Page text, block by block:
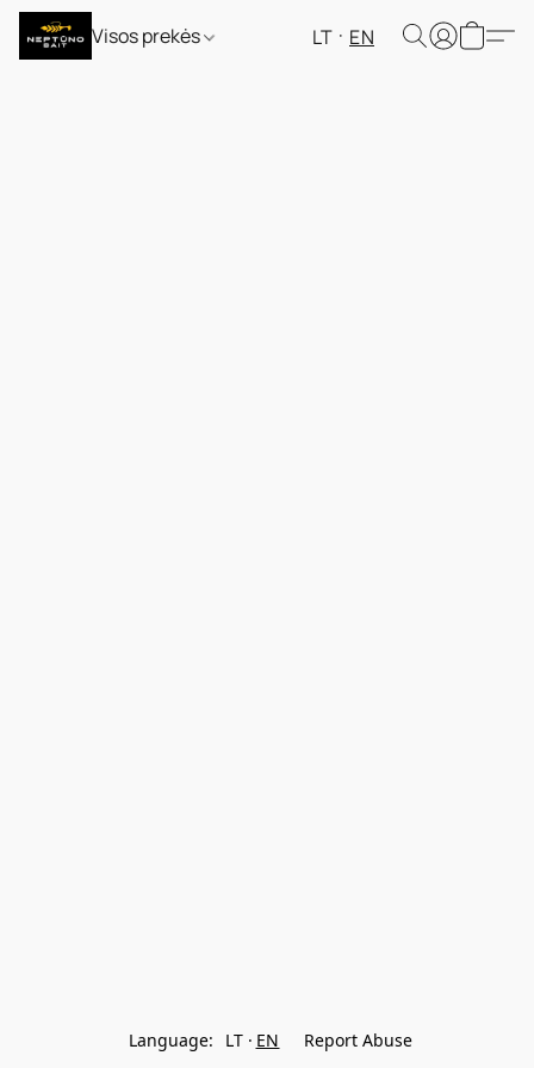
Visos prekės LT EN
Language: LT EN Report Abuse